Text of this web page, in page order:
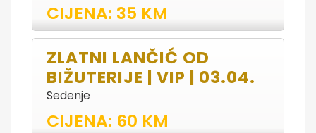
CIJENA: 35 KM
ZLATNI LANČIĆ OD
BIŽUTERIJE | VIP | 03.04.
Sedenje
CIJENA: 60 KM